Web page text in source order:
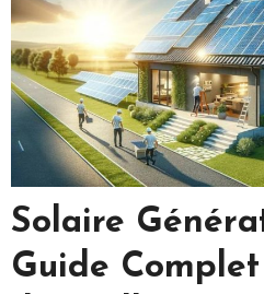
Solaire
Guide Complet